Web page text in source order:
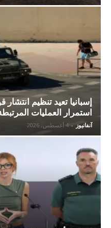
إسبانيا تعيد تنظيم
استمرار العمليات
آنفانيوز - 4 أغسطس، 2026